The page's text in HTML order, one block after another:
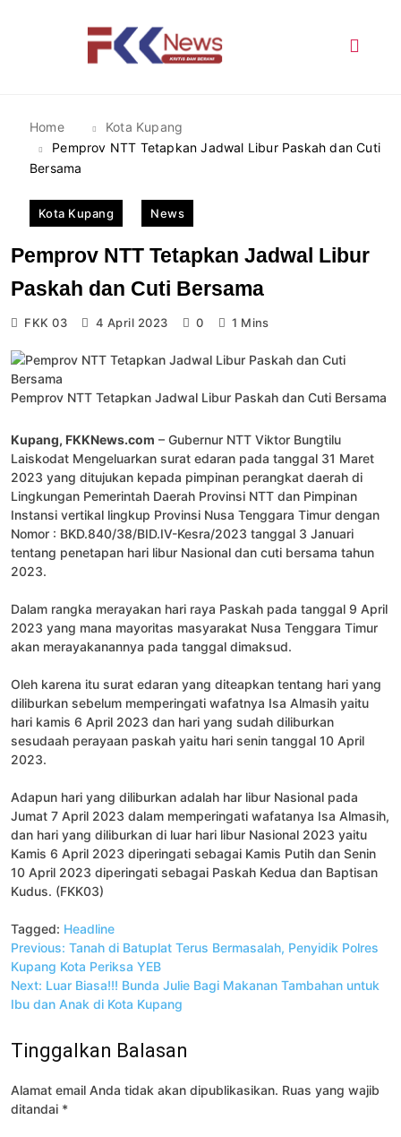
Home
Kota Kupang
Pemprov NTT Tetapkan Jadwal Libur Paskah dan Cuti
Bersama
Pemprov NTT Tetapkan Jadwal Libur Paskah dan Cuti Bersama
Kota Kupang News
Pemprov NTT Tetapkan Jadwal Libur
Paskah dan Cuti Bersama
FKK 03 4 April 2023 0 1 Mins
Kupang, FKKNews.com – Gubernur NTT Viktor Bungtilu
Laiskodat Mengeluarkan surat edaran pada tanggal 31 Maret
2023 yang ditujukan kepada pimpinan perangkat daerah di
Lingkungan Pemerintah Daerah Provinsi NTT dan Pimpinan
Instansi vertikal lingkup Provinsi Nusa Tenggara Timur dengan
Nomor : BKD.840/38/BID.IV-Kesra/2023 tanggal 3 Januari
tentang penetapan hari libur Nasional dan cuti bersama tahun
2023.
Dalam rangka merayakan hari raya Paskah pada tanggal 9 April
2023 yang mana mayoritas masyarakat Nusa Tenggara Timur
akan merayakanannya pada tanggal dimaksud.
Oleh karena itu surat edaran yang diteapkan tentang hari yang
diliburkan sebelum memperingati wafatnya Isa Almasih yaitu
hari kamis 6 April 2023 dan hari yang sudah diliburkan
sesudaah perayaan paskah yaitu hari senin tanggal 10 April
2023.
Adapun hari yang diliburkan adalah har libur Nasional pada
Jumat 7 April 2023 dalam memperingati wafatanya Isa Almasih,
dan hari yang diliburkan di luar hari libur Nasional 2023 yaitu
Kamis 6 April 2023 diperingati sebagai Kamis Putih dan Senin
10 April 2023 diperingati sebagai Paskah Kedua dan Baptisan
Kudus. (FKK03)
Tagged: Headline
Navigasi
pos
Previous: Tanah di Batuplat Terus Bermasalah, Penyidik Polres
Kupang Kota Periksa YEB
Next: Luar Biasa!!! Bunda Julie Bagi Makanan Tambahan untuk
Ibu dan Anak di Kota Kupang
Tinggalkan Balasan
Alamat email Anda tidak akan dipublikasikan. Ruas yang wajib
ditandai *